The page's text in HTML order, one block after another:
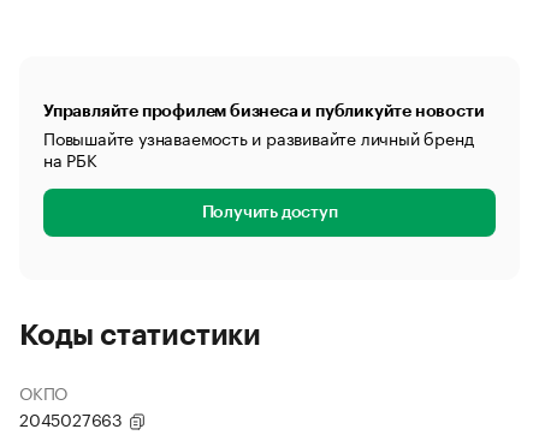
Управляйте профилем бизнеса и публикуйте новости
Повышайте узнаваемость и развивайте личный бренд
на РБК
Получить доступ
Коды статистики
ОКПО
2045027663